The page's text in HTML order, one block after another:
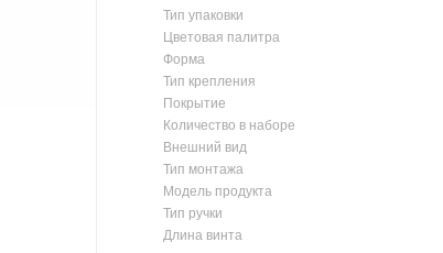
Тип упаковки
Цветовая палитра
Форма
Тип крепления
Покрытие
Количество в наборе
Внешний вид
Тип монтажа
Модель продукта
Тип ручки
Длина винта